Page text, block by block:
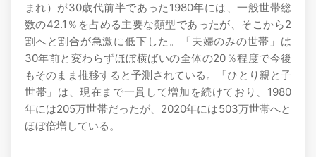
まれ）が30歳代前半であった1980年には、一般世帯総
数の42.1％を占める主要な類型であったが、そこから2
割へと割合が急激に低下した。「夫婦のみの世帯」は
30年前と変わらずほぼ横ばいの全体の20％程度で今後
もそのまま推移すると予測されている。「ひとり親と子
世帯」は、現在まで一貫して増加を続けており、1980
年には205万世帯だったが、2020年には503万世帯へと
ほぼ倍増している。